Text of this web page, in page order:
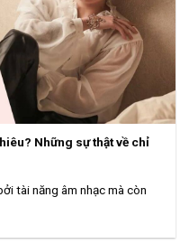
Những sự thật về chỉ
tài năng âm nhạc mà còn